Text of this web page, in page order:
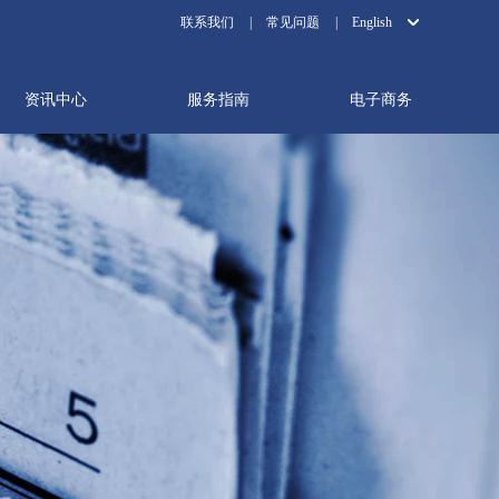
联系我们 常见问题 English
资讯中心 服务指南 电子商务